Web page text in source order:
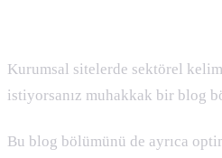
Kurumsal sitelerde sektörel
istiyorsanız muhakkak bir blog
Bu blog bölümünü de ayrıca